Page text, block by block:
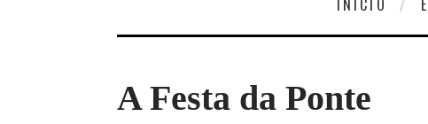
INÍCIO
A Festa da Ponte